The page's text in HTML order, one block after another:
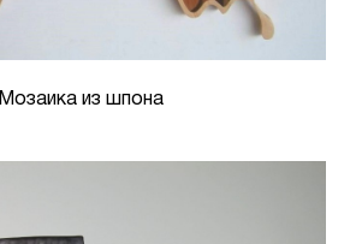
Мозаика из шпона